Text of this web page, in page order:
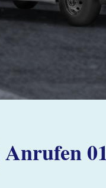
Anrufen